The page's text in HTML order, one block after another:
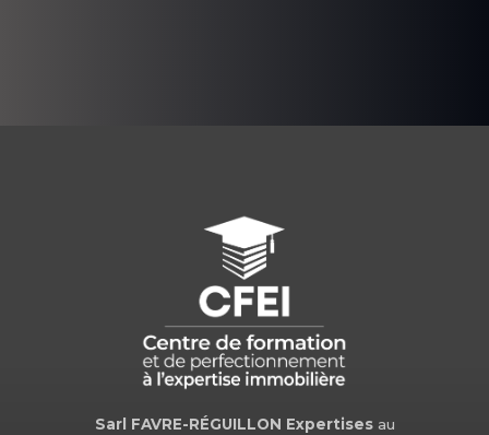
Sarl FAVRE-RÉGUILLON Expertisesau